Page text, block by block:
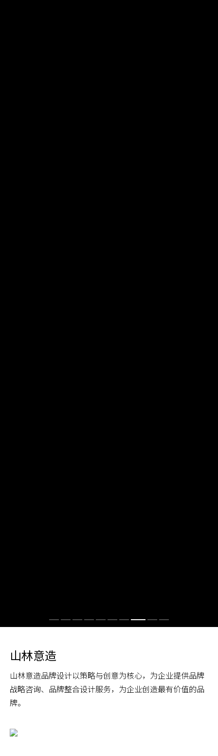
山林意造
山林意造品牌设计以策略与创意为核心，为企业提供品牌
战略咨询、品牌整合设计服务，为企业创造最有价值的品
牌。